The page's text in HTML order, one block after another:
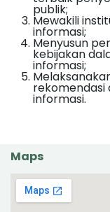
publik;
Mewakili
informasi;
Menyusun
kebijakan
informasi;
rekomendasi
informasi.
Maps